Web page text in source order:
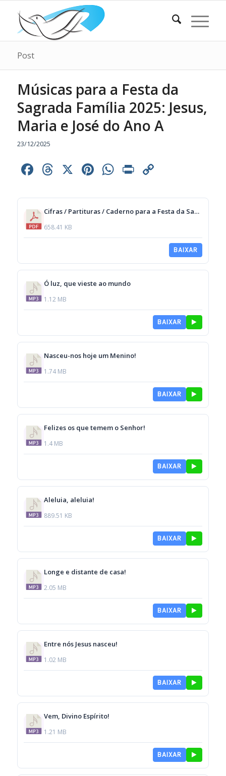
Post
Músicas para a Festa da
Sagrada Família 2025: Jesus,
Maria e José do Ano A
23/12/2025
Facebook
Threads
X Pinterest
WhatsApp
Print
Cifras / Partituras / Caderno para a Festa da Sagrada Família 2025
658.41 KB
BAIXAR
Ó luz, que vieste ao mundo
1.12 MB
BAIXAR
Nasceu-nos hoje um Menino!
1.74 MB
BAIXAR
Felizes os que temem o Senhor!
1.4 MB
BAIXAR
Aleluia, aleluia!
889.51 KB
BAIXAR
Longe e distante de casa!
2.05 MB
BAIXAR
Entre nós Jesus nasceu!
1.02 MB
BAIXAR
Vem, Divino Espírito!
1.21 MB
BAIXAR